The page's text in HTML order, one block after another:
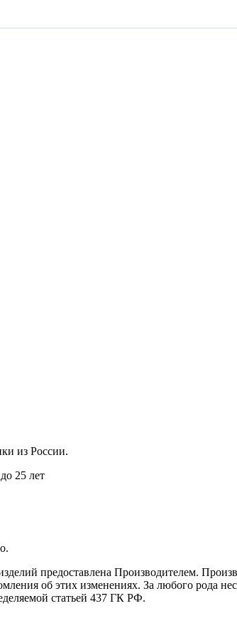
из России.
25 лет
предоставлена Производителем.
об этих изменениях. За любого рода
статьей 437 ГК РФ.